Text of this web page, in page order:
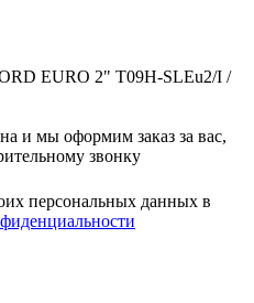
EURO 2" T09H-SLEu2/I /
и мы оформим заказ за вас,
звонку
персональных данных в